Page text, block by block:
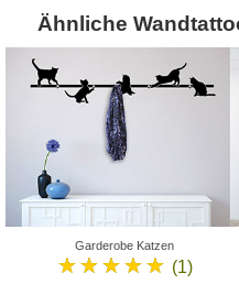
Ähnliche
Garderobe Katzen
★★★★★ (1)